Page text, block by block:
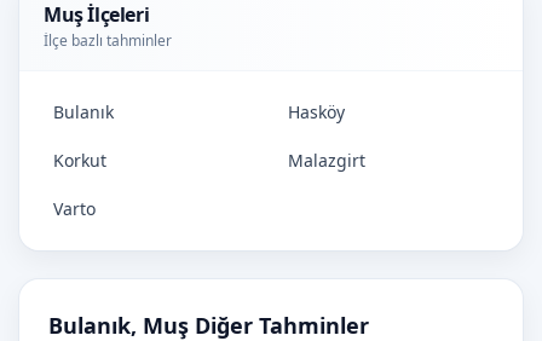
Muş İlçeleri
İlçe bazlı tahminler
Bulanık Hasköy
Korkut Malazgirt
Varto
Bulanık, Muş Diğer Tahminler